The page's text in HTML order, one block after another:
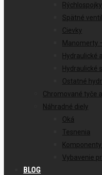
Rýchlospojky
Spätné
Cievky
Manomerty
Hydraulické
Hydraulické
Ostatné
Chromované tyče
Náhradné diely
Oká
Tesnenia
Vybavenie
BLOG